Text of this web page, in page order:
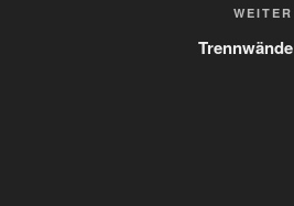
WEITER
Trennwände